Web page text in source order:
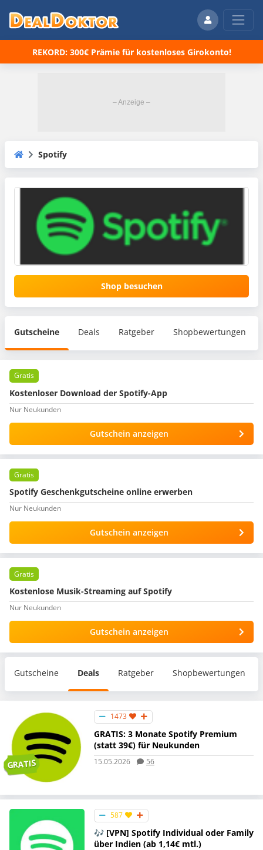
REKORD: 300€ Prämie für kostenloses Girokonto!
Spotify
Shop besuchen
Gutscheine Deals Ratgeber Shopbewertungen
Gratis
Kostenloser Download der Spotify-App
Nur Neukunden
Gutschein anzeigen
Gratis
Spotify Geschenkgutscheine online erwerben
Nur Neukunden
Gutschein anzeigen
Gratis
Kostenlose Musik-Streaming auf Spotify
Nur Neukunden
Gutschein anzeigen
Gutscheine Deals Ratgeber Shopbewertungen
GRATIS
1473
GRATIS: 3 Monate Spotify Premium
(statt 39€) für Neukunden
15.05.2026 56
587
🎶 [VPN] Spotify Individual oder Family
über Indien (ab 1,14€ mtl.)